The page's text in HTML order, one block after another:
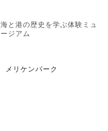
海と港の歴史を学ぶ体験ミュ
ージアム
メリケンパーク